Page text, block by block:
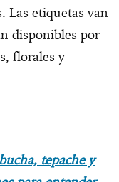
Las etiquetas van
disponibles por
florales y
tepache y